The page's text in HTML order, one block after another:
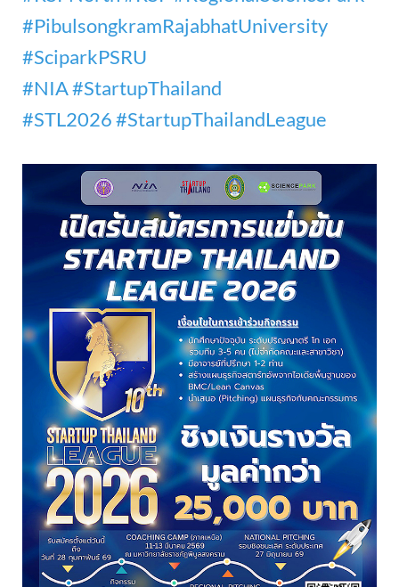
#PibulsongkramRajabhatUniversity
#SciparkPSRU
#NIA#StartupThailand
#STL2026#StartupThailandLeague